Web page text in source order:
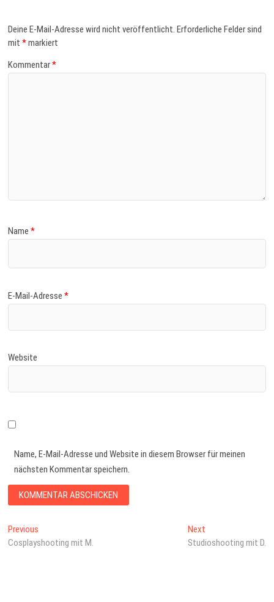
Deine E-Mail-Adresse wird nicht veröffentlicht. Erforderliche Felder sind
mit*markiert
Kommentar*
Name*
E-Mail-Adresse*
Website
Name, E-Mail-Adresse und Website in diesem Browser für meinen
nächsten Kommentar speichern.
Beitragsnavigation
Previous
post:
Cosplayshooting mit M.
NextNext
post:
Studioshooting mit D.